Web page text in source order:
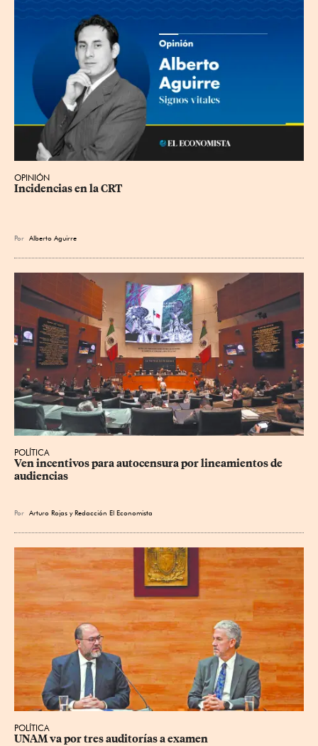
OPINIÓN
Incidencias en la CRT
Por Alberto Aguirre
POLÍTICA
Ven incentivos para autocensura por lineamientos de
audiencias
Por Arturo Rojas yRedacción El Economista
POLÍTICA
UNAM va por tres auditorías a examen